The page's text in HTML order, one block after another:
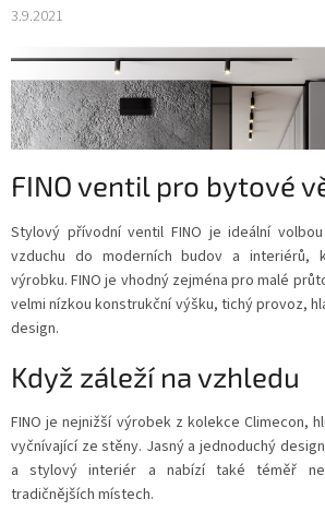
3.9.2021
FINO ventil pro bytové
Stylový přívodní ventil FINO je ideální
vzduchu do moderních budov a interiérů,
výrobku. FINO je vhodný zejména pro malé
velmi nízkou konstrukční výšku, tichý provoz,
design.
Když záleží na vzhledu
FINO je nejnižší výrobek z kolekce Climecon,
vyčnívající ze stěny. Jasný a jednoduchý
a stylový interiér a nabízí také téměř
tradičnějších místech.